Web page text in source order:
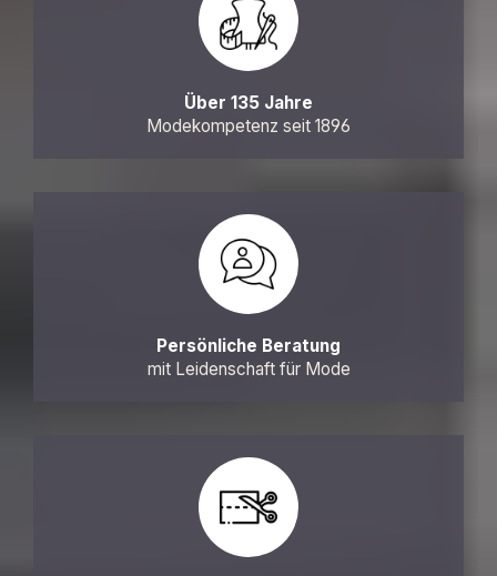
Über 135 Jahre
Modekompetenz seit 1896
Persönliche Beratung
mit Leidenschaft für Mode